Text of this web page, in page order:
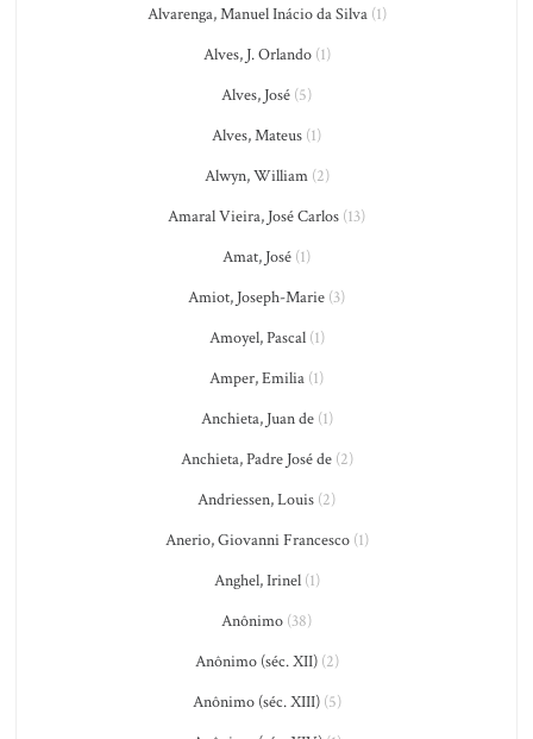
Alvarenga, Manuel Inácio da Silva(1)
Alves, J. Orlando(1)
Alves, José (5)
Alves, Mateus (1)
Alwyn, William(2)
Amaral Vieira, José Carlos (13)
Amat, José (1)
Amiot, Joseph-Marie (3)
Amoyel, Pascal(1)
Amper, Emilia (1)
Anchieta, Juan de(1)
Anchieta, Padre José de(2)
Andriessen, Louis (2)
Anerio, Giovanni Francesco(1)
Anghel, Irinel(1)
Anônimo (38)
Anônimo (séc. XII)(2)
Anônimo (séc. XIII)(5)